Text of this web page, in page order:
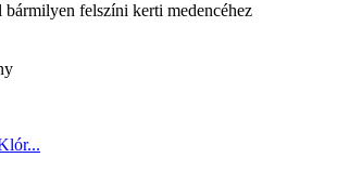
felszíni kerti medencéhez